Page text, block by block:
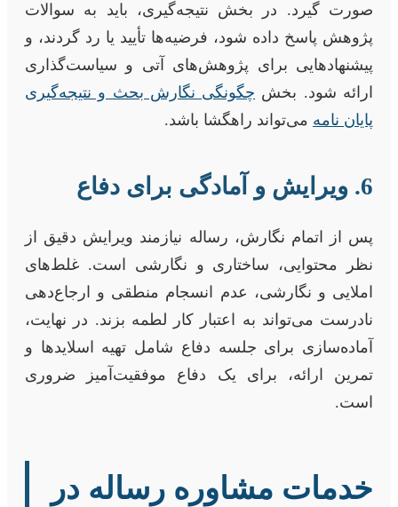
صورت گیرد. در بخش نتیجه‌گیری، باید به سوالات
پژوهش پاسخ داده شود، فرضیه‌ها تأیید یا رد گردند، و
پیشنهادهایی برای پژوهش‌های آتی و سیاست‌گذاری
ارائه شود. بخش چگونگی نگارش بحث و نتیجه‌گیری
پایان نامه می‌تواند راهگشا باشد.
6. ویرایش و آمادگی برای دفاع
پس از اتمام نگارش، رساله نیازمند ویرایش دقیق از
نظر محتوایی، ساختاری و نگارشی است. غلط‌های
املایی و نگارشی، عدم انسجام منطقی و ارجاع‌دهی
نادرست می‌تواند به اعتبار کار لطمه بزند. در نهایت،
آماده‌سازی برای جلسه دفاع شامل تهیه اسلایدها و
تمرین ارائه، برای یک دفاع موفقیت‌آمیز ضروری
است.
خدمات مشاوره رساله در